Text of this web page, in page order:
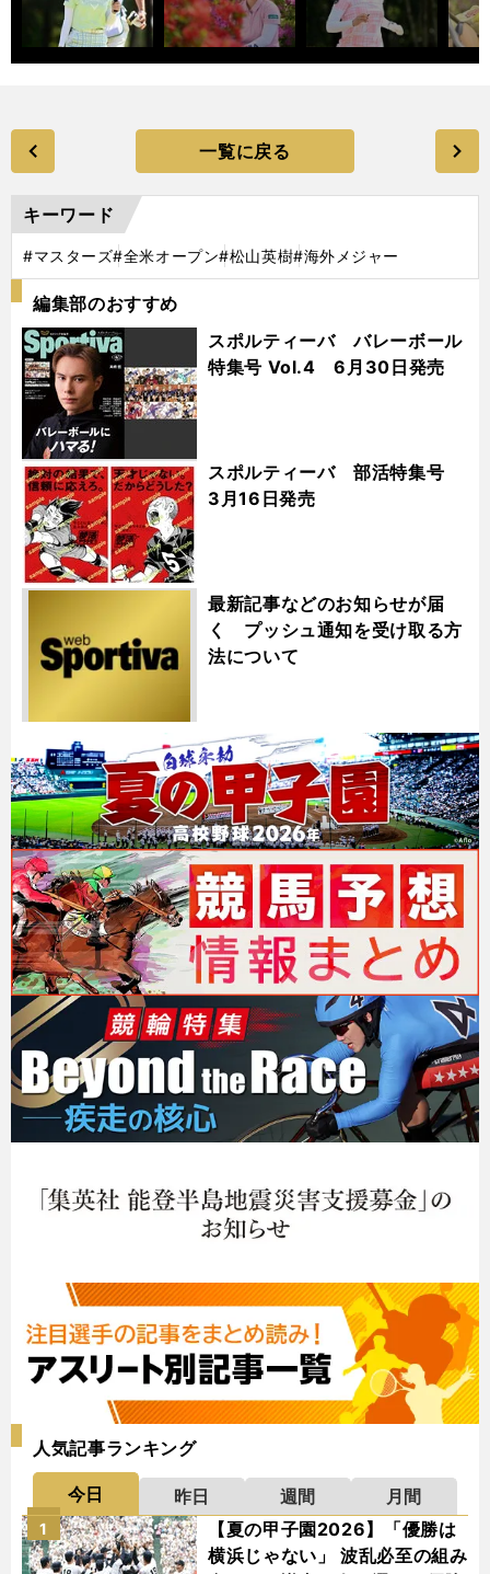
一覧に戻る
キーワード
#マスターズ#全米オープン#松山英樹#海外メジャー
編集部のおすすめ
スポルティーバ バレーボール
特集号 Vol.4 6月30日発売
スポルティーバ 部活特集号
3月16日発売
最新記事などのお知らせが届
く プッシュ通知を受け取る方
法について
人気記事ランキング
今日 昨日 週間
月間
【夏の甲子園2026】「優勝は
横浜じゃない」 波乱必至の組み
1